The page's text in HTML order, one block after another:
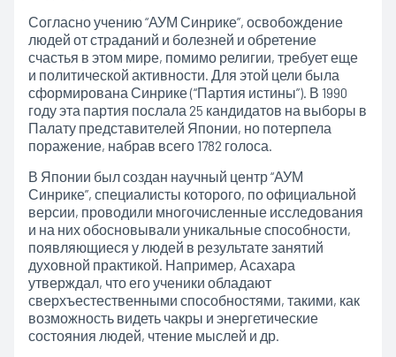
Согласно учению “АУМ Синрике”, освобождение
людей от страданий и болезней и обретение
счастья в этом мире, помимо религии, требует еще
и политической активности. Для этой цели была
сформирована Синрике (“Партия истины”). В 1990
году эта партия послала 25 кандидатов на выборы в
Палату представителей Японии, но потерпела
поражение, набрав всего 1782 голоса.
В Японии был создан научный центр “АУМ
Синрике”, специалисты которого, по официальной
версии, проводили многочисленные исследования
и на них обосновывали уникальные способности,
появляющиеся у людей в результате занятий
духовной практикой. Например, Асахара
утверждал, что его ученики обладают
сверхъестественными способностями, такими, как
возможность видеть чакры и энергетические
состояния людей, чтение мыслей и др.